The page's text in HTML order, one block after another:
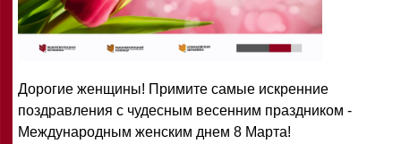
Дорогие женщины! Примите самые искренние
поздравления с чудесным весенним праздником -
Международным женским днем 8 Марта!